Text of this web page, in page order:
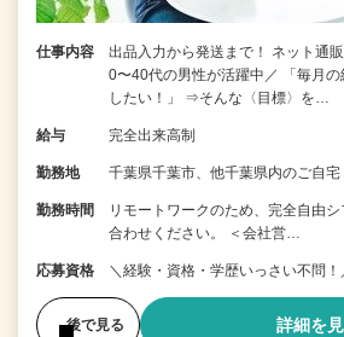
仕事内容
出品入力から発送まで！ ネット通
0〜40代の男性が活躍中／ 「毎月の
したい！」 ⇒そんな〈目標〉を…
給与 完全出来高制
勤務地 千葉県千葉市、他千葉県内のご自
勤務時間
リモートワークのため、完全自由
合わせください。 ＜会社営…
応募資格 ＼経験・資格・学歴いっさい不問！
後で見る 詳細を